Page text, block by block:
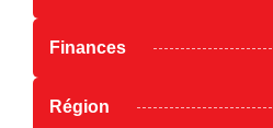
Finances
Région